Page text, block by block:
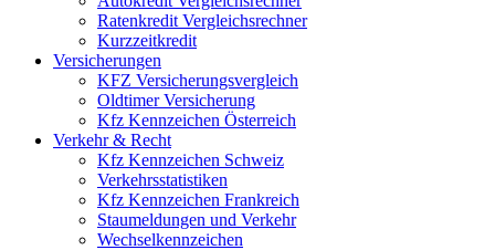
Ratenkredit Vergleichsrechner
Kurzzeitkredit
Versicherungen
KFZ Versicherungsvergleich
Oldtimer Versicherung
Kfz Kennzeichen Österreich
Verkehr & Recht
Kfz Kennzeichen Schweiz
Verkehrsstatistiken
Kfz Kennzeichen Frankreich
Staumeldungen und Verkehr
Wechselkennzeichen